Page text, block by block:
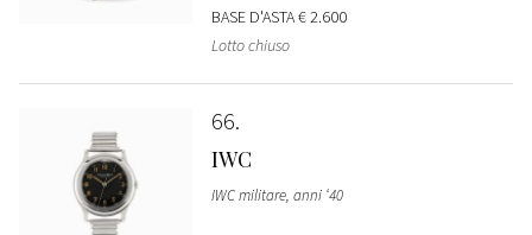
BASE D'ASTA€ 2.600
Lotto chiuso
66
IWC
IWC militare, anni ‘40